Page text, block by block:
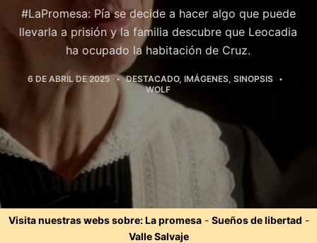
#LaPromesa: Pía se decide a hacer algo que puede
llevarla a prisión y la familia descubre que Leocadia
ha ocupado la habitación de Cruz.
6 DE ABRIL DE 2025 DESTACADO,IMÁGENES,SINOPSIS
WOLF
Visita nuestras webs sobre:La promesa- Sueños de libertad -
Valle Salvaje